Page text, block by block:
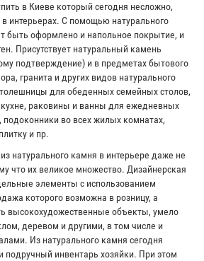
в Киеве который сегодня несложно,
интерьерах. С помощью натурального
быть оформлено и напольное покрытие, и
Присутствует натуральный камень
подтверждение) и в предметах бытового
гранита и других видов натурального
для обеденных семейных столов,
кухне, раковины и ванны для ежедневных
подоконники во всех жилых комнатах,
и пр.
натурального камня в интерьере даже не
что их великое множество. Дизайнерская
элементы с использованием
которого возможна в розницу, а
высокохудожественные объекты, умело
деревом и другими, в том числе и
Из натурального камня сегодня
подручный инвентарь хозяйки. При этом